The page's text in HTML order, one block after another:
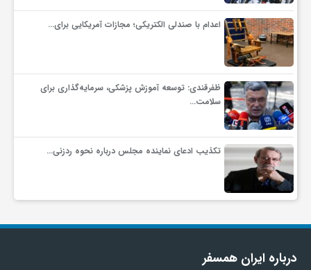
اعدام با صندلی الکتریکی؛ مجازات آمریکایی برای…
ظفرقندی: توسعه آموزش پزشکی، سرمایه‌گذاری برای
سلامت…
تکذیب ادعای نماینده مجلس درباره نحوه ردزنی…
درباره ایران همسفر